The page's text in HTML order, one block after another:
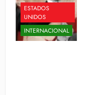
ESTADOS
UNIDOS
INTERNACIONAL